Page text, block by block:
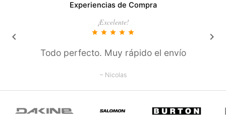
Experiencias de Compra
¡Excelente!
star star star star star
Todo perfecto. Muy rápido el envío
– Nicolas
keyboard_arrow_left keyboard_arrow_right